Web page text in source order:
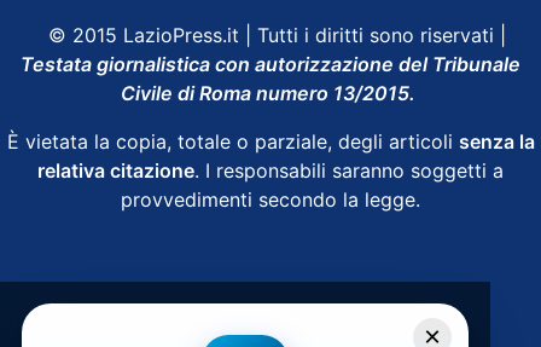
© 2015 LazioPress.it | Tutti i diritti sono riservati |
Testata giornalistica con autorizzazione del Tribunale
Civile di Roma numero 13/2015.
È vietata la copia, totale o parziale, degli articoli senza la
relativa citazione. I responsabili saranno soggetti a
provvedimenti secondo la legge.
×